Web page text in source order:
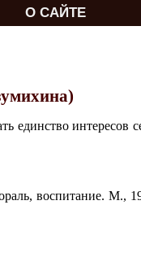
О САЙТЕ
единство интересов
воспитание. М.,